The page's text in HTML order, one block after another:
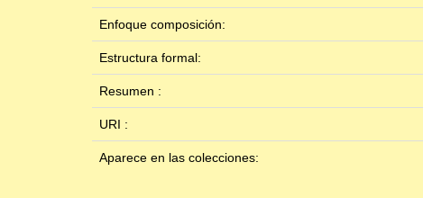
Enfoque composición:
Estructura formal:
Resumen :
URI :
Aparece en las colecciones: